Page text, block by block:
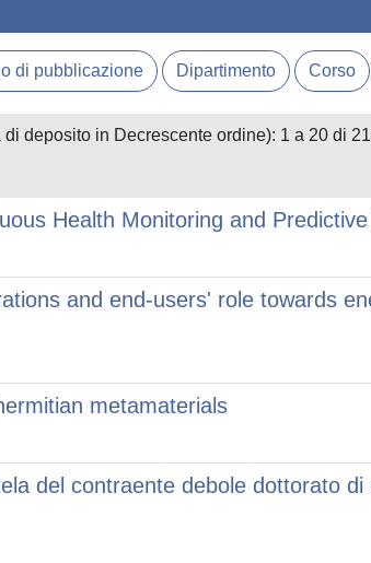
deposito in Decrescente ordine): 1 a 20 di
Health Monitoring and
and end-users' role towards
metamaterials
del contraente debole dottorato